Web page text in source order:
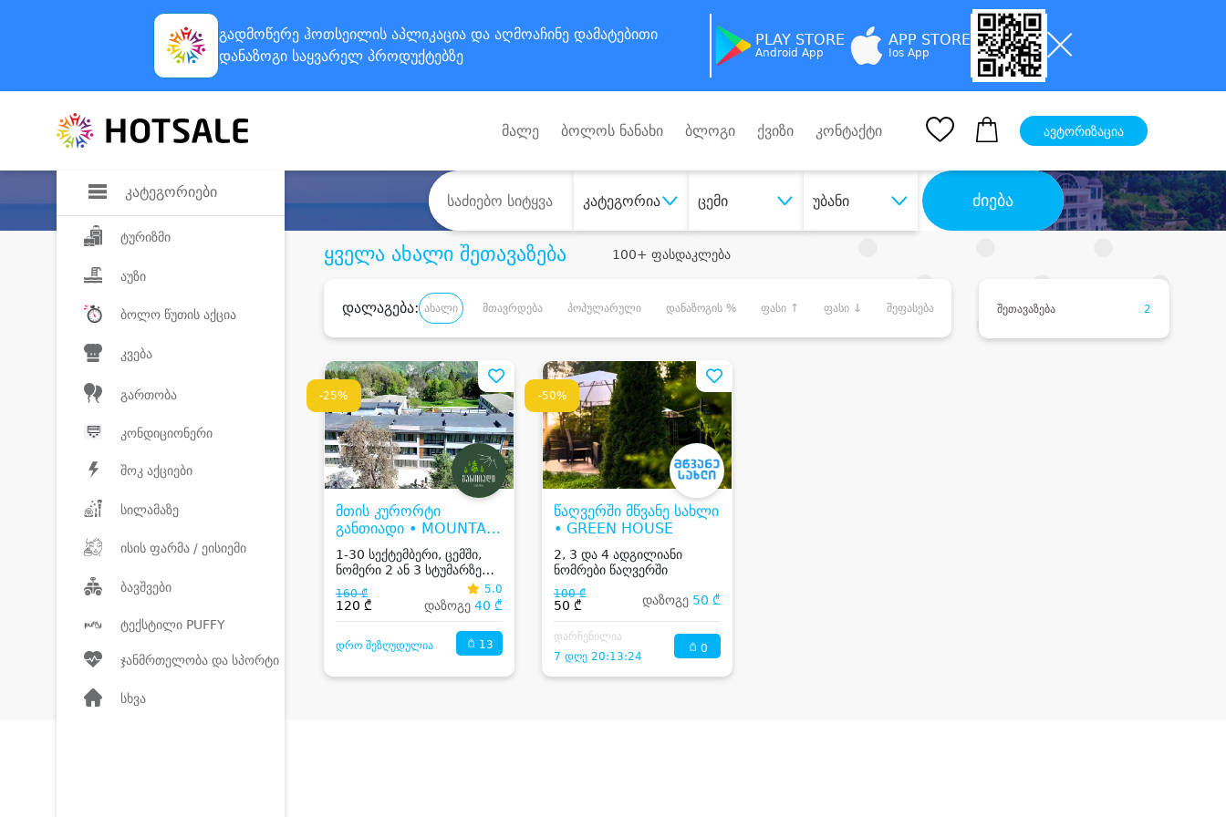
გადმოწერე ჰოთსეილის აპლიკაცია და აღმოაჩინე დამატებითი
დანაზოგი საყვარელ პროდუქტებზე
PLAY STORE
Android App
APP STORE
Ios App
კატეგორიები
ტურიზმი
აუზი
ბოლო წუთის აქცია
კვება
გართობა
კონდიციონერი
შოკ აქციები
სილამაზე
ისის ფარმა / ეისიემი
ბავშვები
ტექსტილი PUFFY
ჯანმრთელობა და სპორტი
სხვა
მალე ბოლოს ნანახი ბლოგი ქვიზი კონტაქტი ავტორიზაცია
კატეგორია ცემი უბანი ძიება
ყველა ახალი შეთავაზება 100+ ფასდაკლება
დალაგება: ახალი მთავრდება პოპულარული დანაზოგის % ფასი ↑ ფასი ↓ შეფასება შეთავაზება 2
-25%
მთის კურორტი
განთიადი • MOUNTAIN
RESORT GANTIADI
1-30 სექტემბერი, ცემში,
ნომერი 2 ან 3 სტუმარზე
საუზმით, სპას და
სამედიცინო
პროცედურების 20%-იანი
160 ₾
120 ₾
5.0
დაზოგე40 ₾
დრო შეზღუდულია 13
-50%
წაღვერში მწვანე სახლი
• GREEN HOUSE
2, 3 და 4 ადგილიანი
ნომრები წაღვერში
100 ₾
50 ₾ დაზოგე 50 ₾
დარჩენილია
7 დღე 20:13:24
0